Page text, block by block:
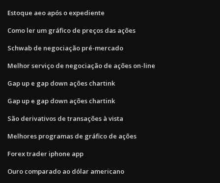
Estoque aeo após o expediente
Como ler um gráfico de preços das ações
Schwab de negociação pré-mercado
Melhor serviço de negociação de ações on-line
Gap up e gap down ações chartink
Gap up e gap down ações chartink
São derivativos de transações à vista
Melhores programas de gráfico de ações
Forex trader iphone app
Ouro comparado ao dólar americano